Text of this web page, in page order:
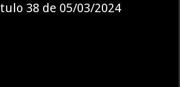
38 de 05/03/2024